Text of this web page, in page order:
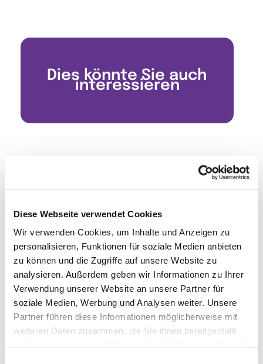
Diese Webseite verwendet Cookies
Wir verwenden Cookies, um Inhalte und Anzeigen zu
personalisieren, Funktionen für soziale Medien anbieten
zu können und die Zugriffe auf unsere Website zu
analysieren. Außerdem geben wir Informationen zu Ihrer
Verwendung unserer Website an unsere Partner für
soziale Medien, Werbung und Analysen weiter. Unsere
Partner führen diese Informationen möglicherweise mit
weiteren Daten zusammen, die Sie ihnen bereitgestellt
Dies könnte Sie auch
interessieren